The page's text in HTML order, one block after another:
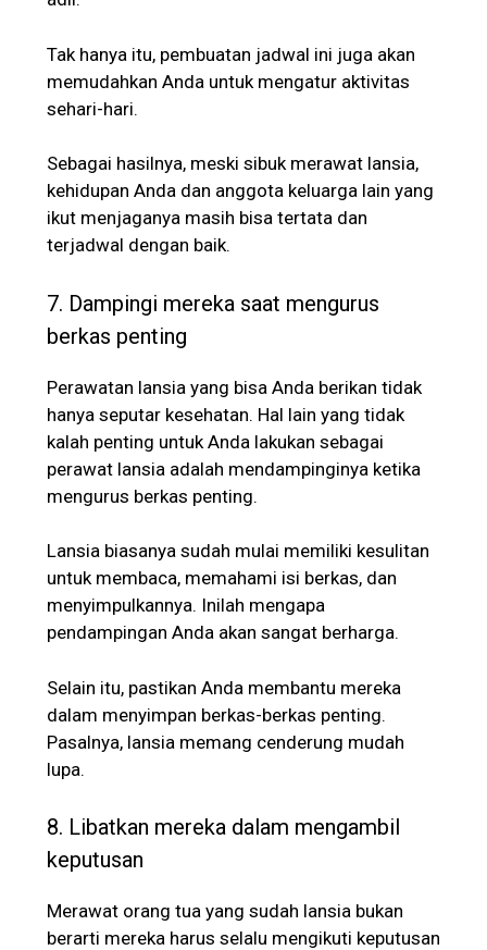
Tak hanya itu, pembuatan jadwal ini juga akan
memudahkan Anda untuk mengatur aktivitas
sehari-hari.
Sebagai hasilnya, meski sibuk merawat lansia,
kehidupan Anda dan anggota keluarga lain yang
ikut menjaganya masih bisa tertata dan
terjadwal dengan baik.
7. Dampingi mereka saat mengurus
berkas penting
Perawatan lansia yang bisa Anda berikan tidak
hanya seputar kesehatan. Hal lain yang tidak
kalah penting untuk Anda lakukan sebagai
perawat lansia adalah mendampinginya ketika
mengurus berkas penting.
Lansia biasanya sudah mulai memiliki kesulitan
untuk membaca, memahami isi berkas, dan
menyimpulkannya. Inilah mengapa
pendampingan Anda akan sangat berharga.
Selain itu, pastikan Anda membantu mereka
dalam menyimpan berkas-berkas penting.
Pasalnya, lansia memang cenderung mudah
lupa.
8. Libatkan mereka dalam mengambil
keputusan
Merawat orang tua yang sudah lansia bukan
berarti mereka harus selalu mengikuti keputusan